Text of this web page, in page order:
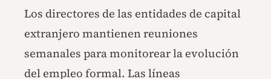
Los directores de las entidades de capital
extranjero mantienen reuniones
semanales para monitorear la evolución
del empleo formal. Las líneas